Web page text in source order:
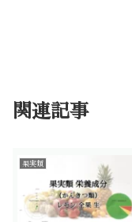
関連記事
果実類